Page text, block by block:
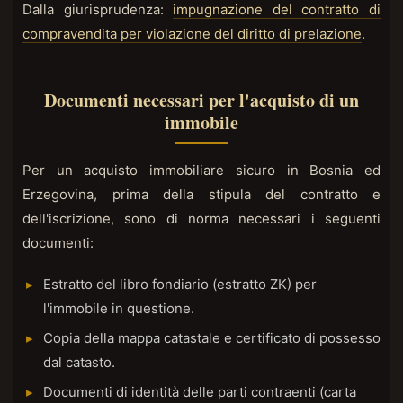
Dalla giurisprudenza: impugnazione del contratto di
compravendita per violazione del diritto di prelazione.
Documenti necessari per l'acquisto di un
immobile
Per un acquisto immobiliare sicuro in Bosnia ed
Erzegovina, prima della stipula del contratto e
dell'iscrizione, sono di norma necessari i seguenti
documenti:
Estratto del libro fondiario (estratto ZK) per
l'immobile in questione.
Copia della mappa catastale e certificato di possesso
dal catasto.
Documenti di identità delle parti contraenti (carta